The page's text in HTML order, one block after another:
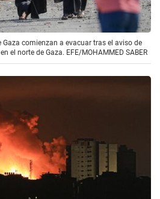
Gaza comienzan a evacuar tras el aviso de
el norte de Gaza. EFE/MOHAMMED SABER